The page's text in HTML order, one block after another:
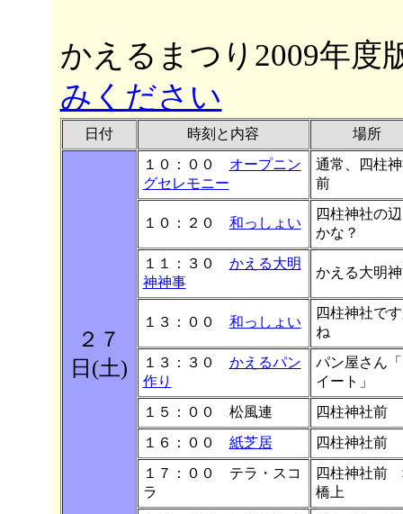
かえるまつり2009年
みください
日付 時刻と内容 場所
２７
日(土)
１０：００ オープニン
グセレモニー
通常、四柱
前
１０：２０ 和っしょい
四柱神社の
かな？
１１：３０ かえる大明
神神事
かえる大明
１３：００ 和っしょい
四柱神社で
ね
１３：３０ かえるパン
作り
パン屋さん
イート」
１５：００ 松風連
四柱神社前
１６：００ 紙芝居
四柱神社前
１７：００ テラ・スコ
ラ
四柱神社前
橋上